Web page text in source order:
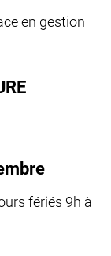
en gestion
fériés 9h à